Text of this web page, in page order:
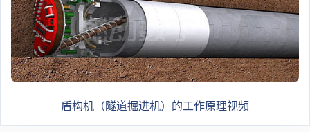
盾构机（隧道掘进机）的工作原理视频